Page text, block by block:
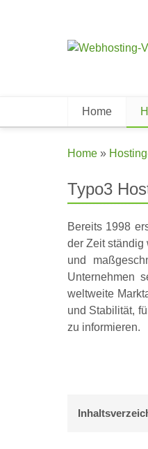
Home
Home »
Typo3
Bereits 1998
der Zeit ständig
und
Unternehmen
weltweite
und Stabilität,
zu informieren.